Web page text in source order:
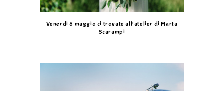
Venerdi 6 maggio ci trovate all’atelier di Marta
Scarampi